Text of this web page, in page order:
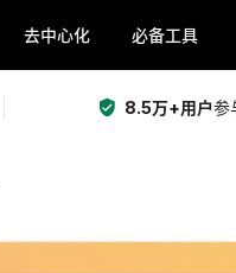
去中心化 必备工具
8.5万+用户参